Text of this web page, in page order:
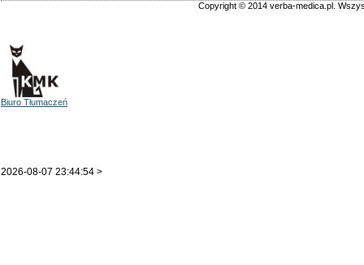
Copyright © 2014 verba-medica.pl.
Biuro Tłumaczeń
2026-08-07 23:44:54 >